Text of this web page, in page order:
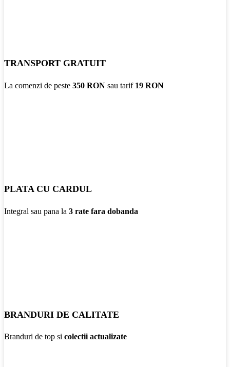
TRANSPORT GRATUIT
La comenzi de peste 350 RON sau tarif 19 RON
PLATA CU CARDUL
Integral sau pana la 3 rate fara dobanda
BRANDURI DE CALITATE
Branduri de top si colectii actualizate